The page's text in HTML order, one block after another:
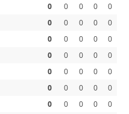
0 0 0 0
0
0 0 0 0
0
0 0 0 0
0
0 0 0 0
0
0 0 0 0
0
0 0 0 0
0
0 0 0 0
0